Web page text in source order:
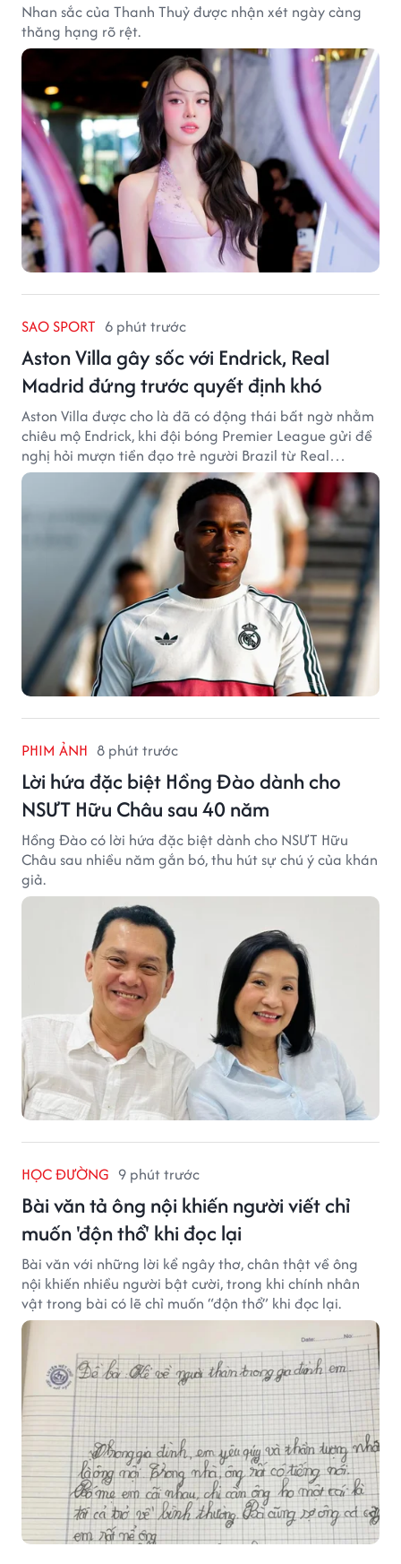
Nhan sắc của Thanh Thuỷ được nhận xét ngày càng
thăng hạng rõ rệt.
SAO SPORT 6 phút trước
Aston Villa gây sốc với Endrick, Real
Madrid đứng trước quyết định khó
Aston Villa được cho là đã có động thái bất ngờ nhằm
chiêu mộ Endrick, khi đội bóng Premier League gửi đề
nghị hỏi mượn tiền đạo trẻ người Brazil từ Real
Madrid.
PHIM ẢNH 8 phút trước
Lời hứa đặc biệt Hồng Đào dành cho
NSƯT Hữu Châu sau 40 năm
Hồng Đào có lời hứa đặc biệt dành cho NSƯT Hữu
Châu sau nhiều năm gắn bó, thu hút sự chú ý của khán
giả.
HỌC ĐƯỜNG 9 phút trước
Bài văn tả ông nội khiến người viết chỉ
muốn 'độn thổ' khi đọc lại
Bài văn với những lời kể ngây thơ, chân thật về ông
nội khiến nhiều người bật cười, trong khi chính nhân
vật trong bài có lẽ chỉ muốn “độn thổ” khi đọc lại.